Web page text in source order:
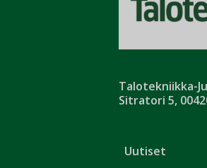
Talotekniikka-
Sitratori 5,
Uutiset